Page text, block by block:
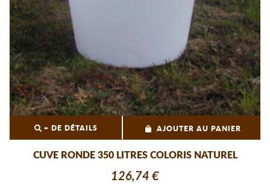
+ DE DÉTAILS AJOUTER AU PANIER
CUVE RONDE 350 LITRES COLORIS NATUREL
126,74 €